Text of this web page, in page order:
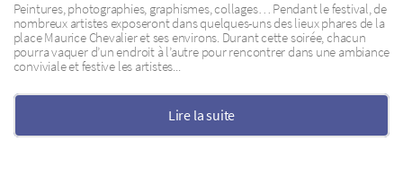
Peintures, photographies, graphismes, collages… Pendant le festival, de
nombreux artistes exposeront dans quelques-uns des lieux phares de la
place Maurice Chevalier et ses environs. Durant cette soirée, chacun
pourra vaquer d’un endroit à l’autre pour rencontrer dans une ambiance
conviviale et festive les artistes...
Lire la suite